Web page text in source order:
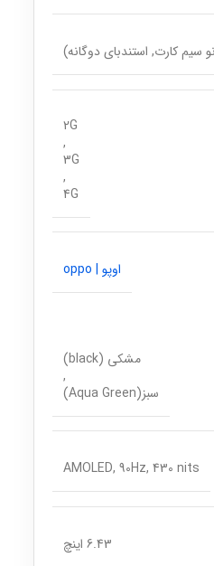
سیم کارت, استندبای دوگانه)
2G
,
3G
,
4G
اوپو | oppo
مشکی (black)
,
سبز(Aqua Green)
AMOLED, 90Hz, 430 nits
6.43 اینچ